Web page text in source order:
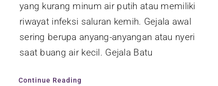
yang kurang minum air putih atau memiliki
riwayat infeksi saluran kemih. Gejala awal
sering berupa anyang-anyangan atau nyeri
saat buang air kecil. Gejala Batu
Continue Reading